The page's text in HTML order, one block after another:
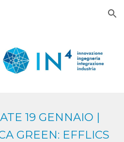
Skip to navigation
19 GENNAIO |
GREEN: EFFLICS